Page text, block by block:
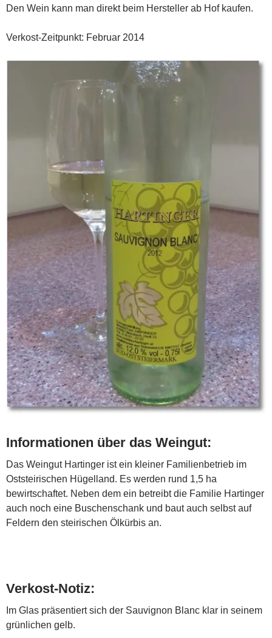
Den Wein kann man direkt beim Hersteller ab Hof kaufen.
Verkost-Zeitpunkt: Februar 2014
Informationen über das Weingut:
Das Weingut Hartinger ist ein kleiner Familienbetrieb im
Oststeirischen Hügelland. Es werden rund 1,5 ha
bewirtschaftet. Neben dem ein betreibt die Familie Hartinger
auch noch eine Buschenschank und baut auch selbst auf
Feldern den steirischen Ölkürbis an.
Verkost-Notiz:
Im Glas präsentiert sich der Sauvignon Blanc klar in seinem
grünlichen gelb.